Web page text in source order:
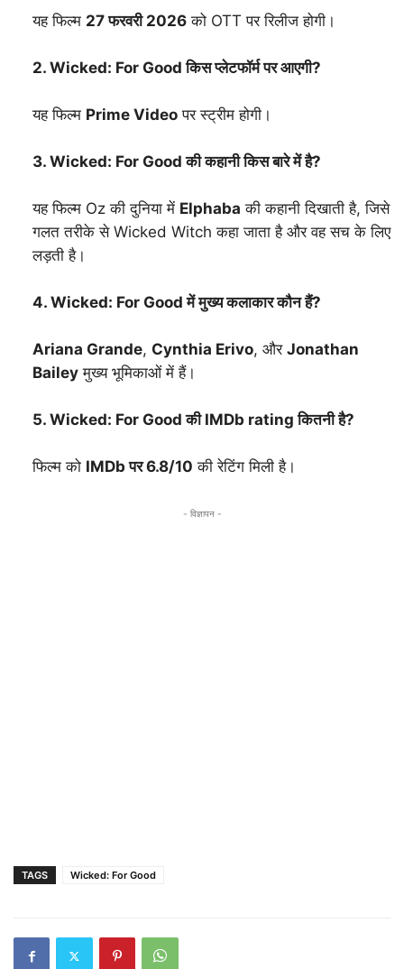
यह फिल्म 27 फरवरी 2026 को OTT पर रिलीज होगी।
2. Wicked: For Good किस प्लेटफॉर्म पर आएगी?
यह फिल्म Prime Video पर स्ट्रीम होगी।
3. Wicked: For Good की कहानी किस बारे में है?
यह फिल्म Oz की दुनिया में Elphaba की कहानी दिखाती है, जिसे
गलत तरीके से Wicked Witch कहा जाता है और वह सच के लिए
लड़ती है।
4. Wicked: For Good में मुख्य कलाकार कौन हैं?
Ariana Grande, Cynthia Erivo, और Jonathan
Bailey मुख्य भूमिकाओं में हैं।
5. Wicked: For Good की IMDb rating कितनी है?
फिल्म को IMDb पर 6.8/10 की रेटिंग मिली है।
- विज्ञापन -
TAGS Wicked: For Good